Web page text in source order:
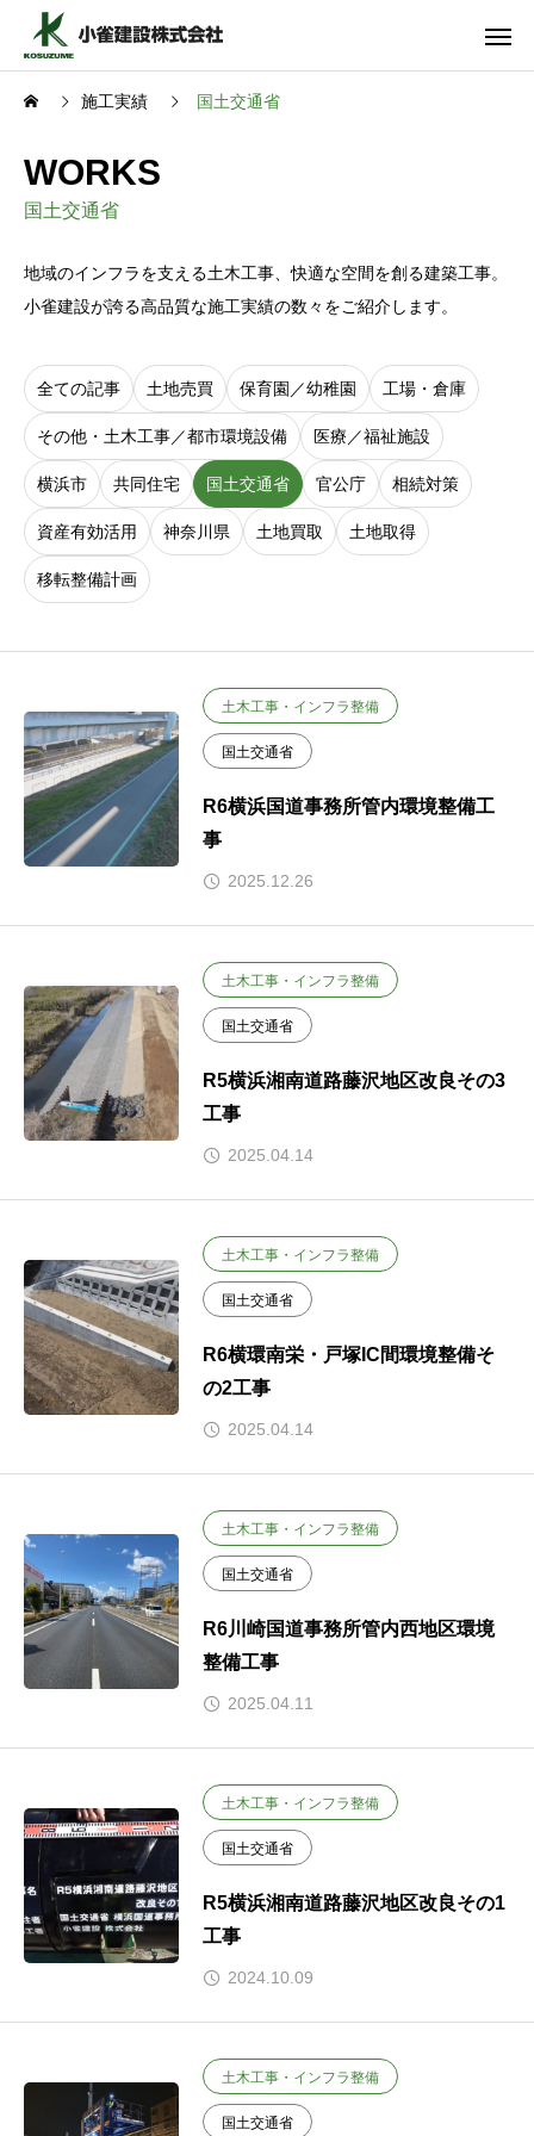
施工実績 国土交通省
WORKS
国土交通省
地域のインフラを支える土木工事、快適な空間を創る建築工事。
小雀建設が誇る高品質な施工実績の数々をご紹介します。
全ての記事 土地売買 保育園／幼稚園 工場・倉庫
その他・土木工事／都市環境設備 医療／福祉施設
横浜市 共同住宅 国土交通省 官公庁 相続対策
資産有効活用 神奈川県 土地買取 土地取得
移転整備計画
土木工事・インフラ整備
国土交通省
R6横浜国道事務所管内環境整備工
事
2025.12.26
土木工事・インフラ整備
国土交通省
R5横浜湘南道路藤沢地区改良その3
工事
2025.04.14
土木工事・インフラ整備
国土交通省
R6横環南栄・戸塚IC間環境整備そ
の2工事
2025.04.14
土木工事・インフラ整備
国土交通省
R6川崎国道事務所管内西地区環境
整備工事
2025.04.11
土木工事・インフラ整備
国土交通省
R5横浜湘南道路藤沢地区改良その1
工事
2024.10.09
土木工事・インフラ整備
国土交通省